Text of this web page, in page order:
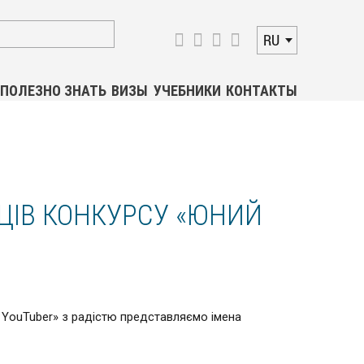
RU
ПОЛЕЗНО ЗНАТЬ ВИЗЫ УЧЕБНИКИ КОНТАКТЫ
КОНКУРСУ «ЮНИЙ
з радістю представляємо імена